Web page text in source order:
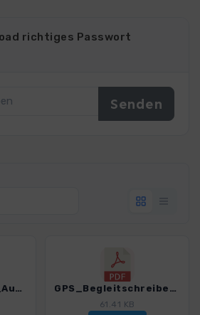
richtiges Passwort
GPS-Koordinaten_Ausgangspunkte_WF_Karwendel_4484_11.pdf GPS_Begleitschreiben_Download_Karwendel_4484_11.pdf
61.41 KB